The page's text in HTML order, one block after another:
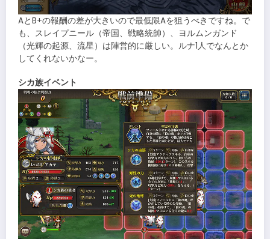
AとB+の報酬の差が大きいので最低限Aを狙うべきですね。で
も、スレイプニール（帝国、戦略統帥）、ヨルムンガンド
（光輝の起源、流星）は陣営的に厳しい。ルナ1人でなんとか
してくれないかなー。
シカ族イベント